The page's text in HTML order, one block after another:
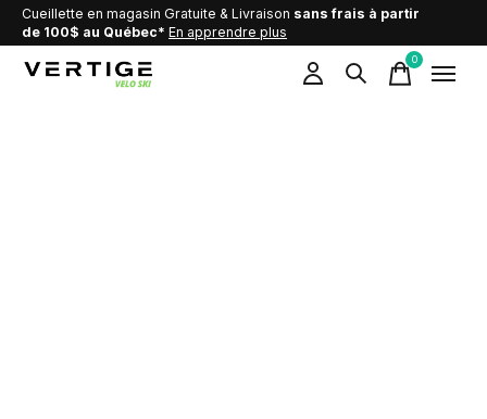
Cueillette en magasin Gratuite & Livraison sans frais à partir
de 100$ au Québec* En apprendre plus
0items